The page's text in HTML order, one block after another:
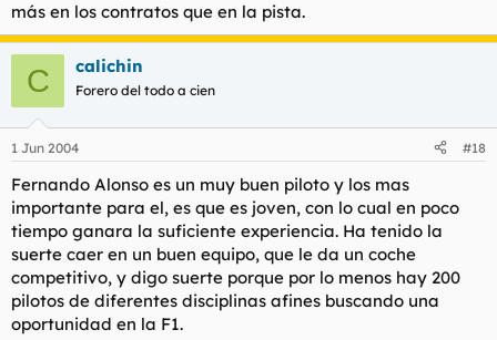
más en los contratos que en la pista.
C calichin
Forero del todo a cien
1 Jun 2004 #18
Fernando Alonso es un muy buen piloto y los mas
importante para el, es que es joven, con lo cual en poco
tiempo ganara la suficiente experiencia. Ha tenido la
suerte caer en un buen equipo, que le da un coche
competitivo, y digo suerte porque por lo menos hay 200
pilotos de diferentes disciplinas afines buscando una
oportunidad en la F1.